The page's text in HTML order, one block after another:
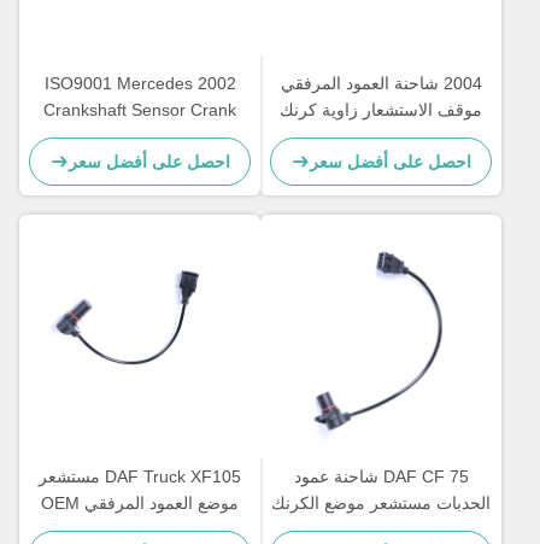
2004 شاحنة العمود المرفقي
موقف الاستشعار زاوية كرنك
لمرسيدس بنز 0011533120
احصل على أفضل سعر
2002 ISO9001 Mercedes
Crankshaft Sensor Crank
0011532120 A0011532120
احصل على أفضل سعر
DAF CF 75 شاحنة عمود
الحدبات مستشعر موضع الكرنك
OEM 1365738 0281002408
DAF Truck XF105 مستشعر
موضع العمود المرفقي OEM
0281002676 1607436